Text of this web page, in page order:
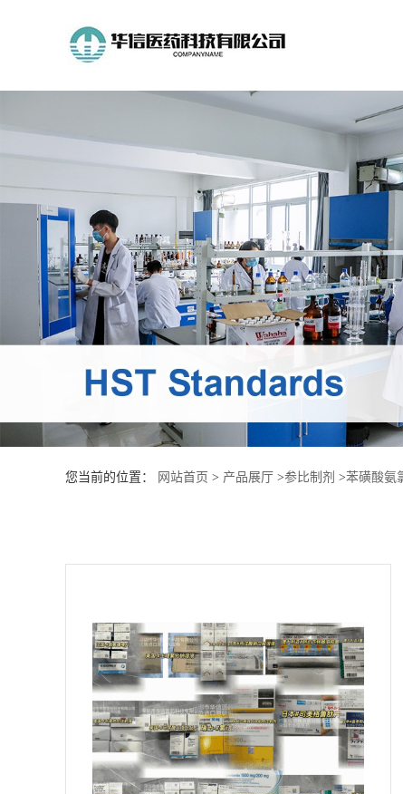
页
司
介
您当前的位置： 网站首页 > 产品展厅 >参比制剂 >苯磺酸氨